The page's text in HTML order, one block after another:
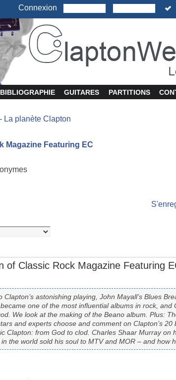
Connexion
BIBLIOGRAPHIE GUITARES PARTITIONS
- La planète Clapton
Magazine Featuring EC
of Classic Rock Magazine Featuring
Clapton’s astonishing playing, John Mayall’s Blues
one of the most influential albums in rock, and
We look at the making of the Beano album. Plus:
and experts choose and comment on Clapton’s 20
Clapton: from God to clod. Charles Shaar Murray on
the world sold his soul to MTV and MOR – and how